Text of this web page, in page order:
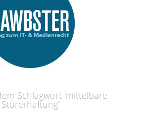
Schlagwort ‘mittelbare
Störerhaftung’